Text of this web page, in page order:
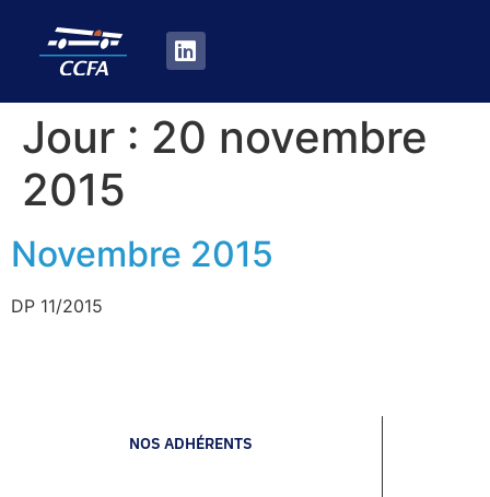
Jour : 20 novembre
2015
Novembre 2015
DP 11/2015
NOS ADHÉRENTS